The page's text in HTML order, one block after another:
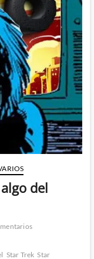
del
Star Trek Star